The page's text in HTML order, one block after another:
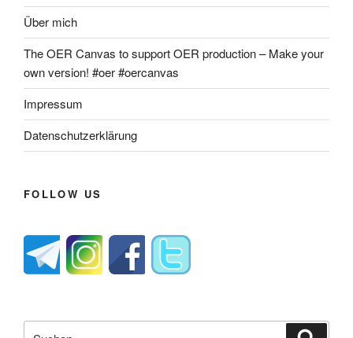
Über mich
The OER Canvas to support OER production – Make your
own version! #oer #oercanvas
Impressum
Datenschutzerklärung
FOLLOW US